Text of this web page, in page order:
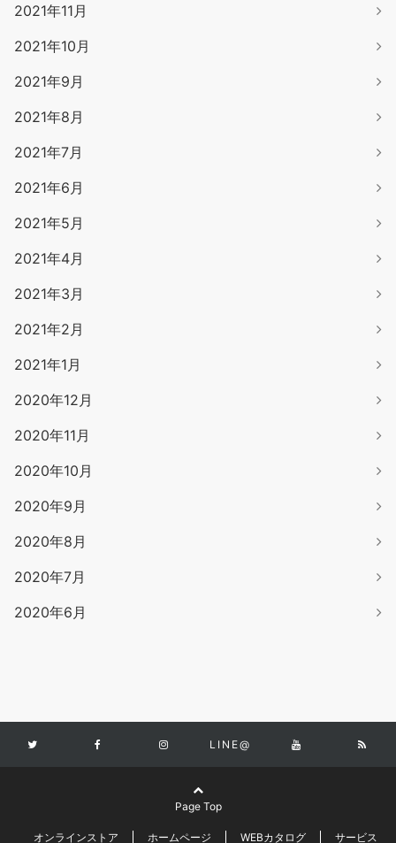
2021年11月
2021年10月
2021年9月
2021年8月
2021年7月
2021年6月
2021年5月
2021年4月
2021年3月
2021年2月
2021年1月
2020年12月
2020年11月
2020年10月
2020年9月
2020年8月
2020年7月
2020年6月
LINE@
Page Top
オンラインストア ホームページ WEBカタログ サービス